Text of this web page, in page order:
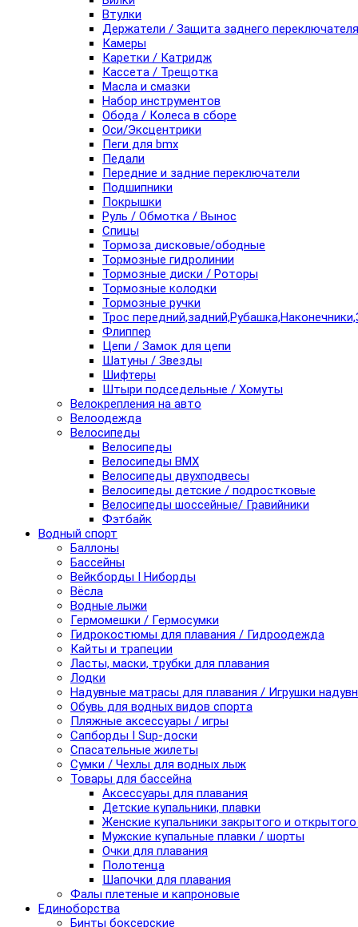
Втулки
Держатели / Защита заднего переключателя
Камеры
Каретки / Катридж
Кассета / Трещотка
Масла и смазки
Набор инструментов
Обода / Колеса в сборе
Оси/Эксцентрики
Пеги для bmx
Педали
Передние и задние переключатели
Подшипники
Покрышки
Руль / Обмотка / Вынос
Спицы
Тормоза дисковые/ободные
Тормозные гидролинии
Тормозные диски / Роторы
Тормозные колодки
Тормозные ручки
Трос
Флиппер
Цепи / Замок для цепи
Шатуны / Звезды
Шифтеры
Штыри подседельные / Хомуты
Велокрепления на авто
Велоодежда
Велосипеды
Велосипеды
Велосипеды BMX
Велосипеды двухподвесы
Велосипеды детские / подростковые
Велосипеды шоссейные/ Гравийники
Фэтбайк
Водный спорт
Баллоны
Бассейны
Вейкборды I Ниборды
Вёсла
Водные лыжи
Гермомешки / Гермосумки
Гидрокостюмы для плавания / Гидроодежда
Кайты и трапеции
Ласты, маски, трубки для плавания
Лодки
Надувные матрасы для плавания / Игрушки
Обувь для водных видов спорта
Пляжные аксессуары / игры
Сапборды I Sup-доски
Спасательные жилеты
Сумки / Чехлы для водных лыж
Товары для бассейна
Аксессуары для плавания
Детские купальники, плавки
Женские купальники закрытого и
Мужские купальные плавки / шорты
Очки для плавания
Полотенца
Шапочки для плавания
Фалы плетеные и капроновые
Единоборства
Бинты боксерские